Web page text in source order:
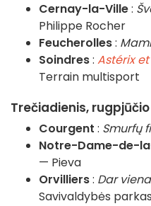
Cernay-la-Ville:
Philippe Rocher
Feucherolles:
Soindres: Astérix et
Terrain multisport
Trečiadienis, rugpjūčio
Courgent : Smurfų
Notre-Dame-de-
— Pieva
Orvilliers: Dar
Savivaldybės parkas